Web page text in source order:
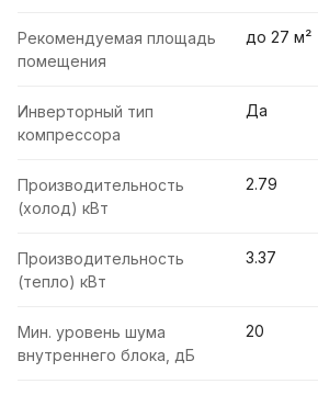
Рекомендуемая площадь
помещения
до 27 м²
Инверторный тип
компрессора
Да
Производительность
(холод) кВт
2.79
Производительность
(тепло) кВт
3.37
Мин. уровень шума
внутреннего блока, дБ
20